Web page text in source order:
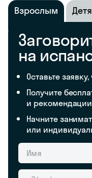
Взрослым
на
Оставьте
Получите
и рекомендации
Начните
или